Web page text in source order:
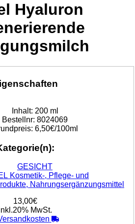
Hyaluron
Inhalt: 200 ml
Bestellnr: 8024069
6,50€/100ml
GESICHT
Kosmetik-, Pflege- und
Sonnenschutzprodukte, Nahrungsergänzungsmittel
13,00€
MwSt.